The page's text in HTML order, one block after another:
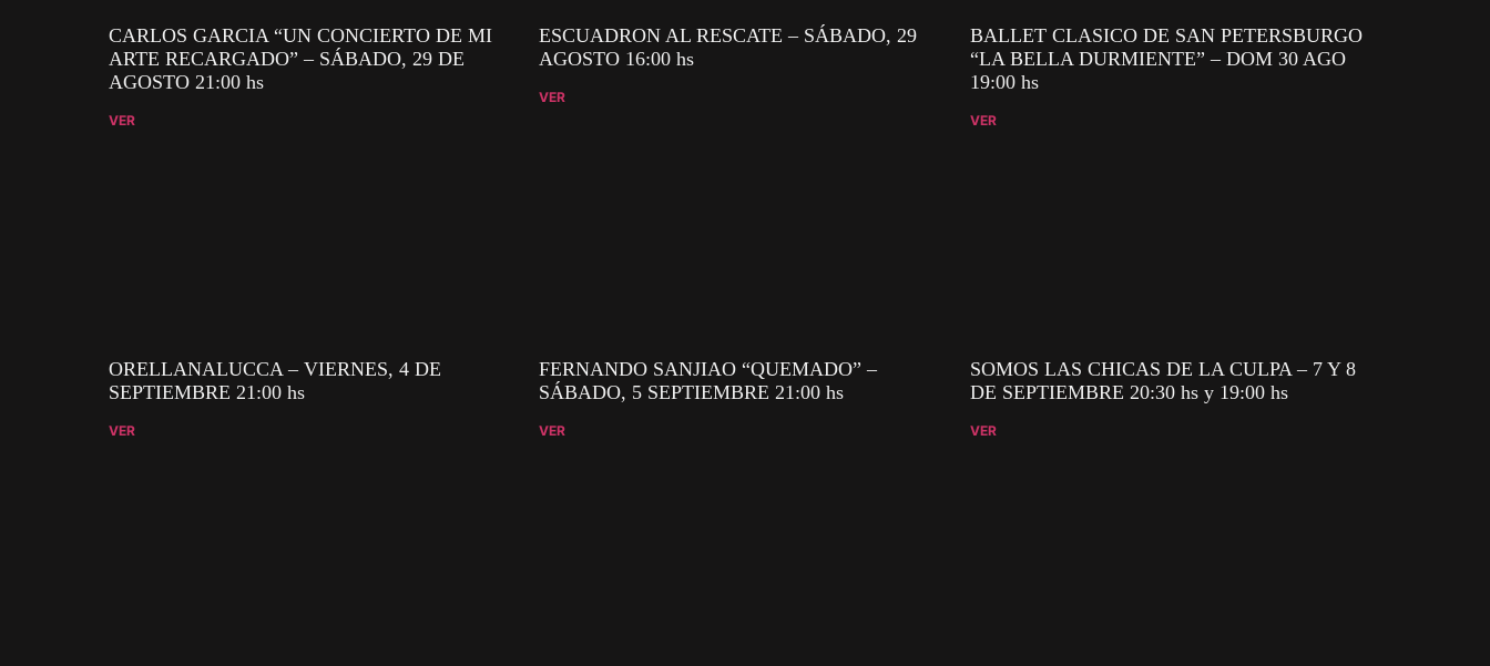
CARLOS GARCIA “UN CONCIERTO DE MI
ARTE RECARGADO” – SÁBADO, 29 DE
AGOSTO 21:00 hs
VER
ESCUADRON AL RESCATE – SÁBADO, 29
AGOSTO 16:00 hs
VER
BALLET CLASICO DE SAN PETERSBURGO
“LA BELLA DURMIENTE” – DOM 30 AGO
19:00 hs
VER
ORELLANALUCCA – VIERNES, 4 DE
SEPTIEMBRE 21:00 hs
VER
FERNANDO SANJIAO “QUEMADO” –
SÁBADO, 5 SEPTIEMBRE 21:00 hs
VER
SOMOS LAS CHICAS DE LA CULPA – 7 Y 8
DE SEPTIEMBRE 20:30 hs y 19:00 hs
VER